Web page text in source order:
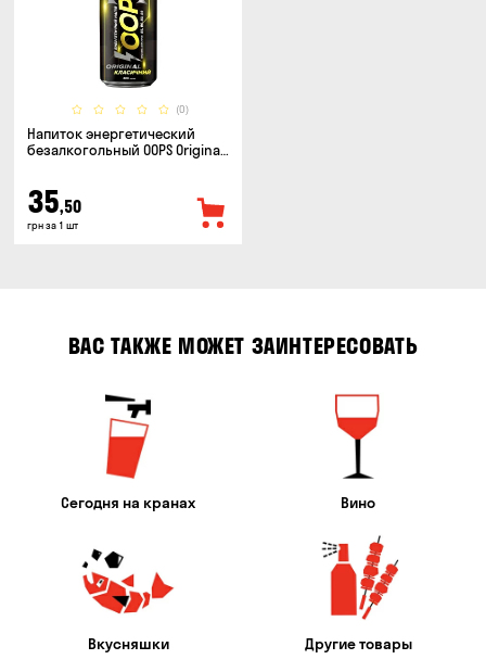
(0)
Напиток энергетический
безалкогольный OOPS Original
35,50
грн за 1 шт
ВАС ТАКЖЕ МОЖЕТ ЗАИНТЕРЕСОВАТЬ
Сегодня на кранах Вино
Вкусняшки Другие товары